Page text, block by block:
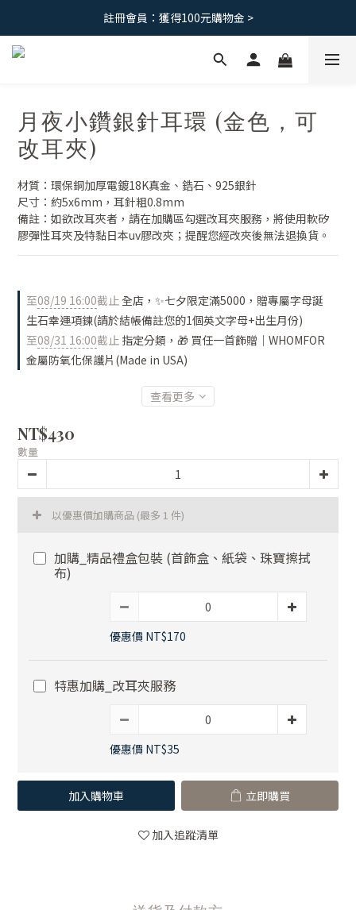
免運優惠｜台灣滿 1500 ，港澳滿2500
註冊會員：獲得100元購物金 >
月夜小鑽銀針耳環 (金色，可
改耳夾)
材質：環保銅加厚電鍍18K真金、鋯石、925銀針
尺寸：約5x6mm，耳針粗0.8mm
備註：如欲改耳夾者，請在加購區勾選改耳夾服務，將使用軟矽
膠彈性耳夾及特黏日本uv膠改夾；提醒您經改夾後無法退換貨。
至08/19 16:00截止全店，✨七夕限定滿5000，贈專屬字母誕
生石幸運項鍊(請於結帳備註您的1個英文字母+出生月份)
至08/31 16:00截止 指定分類，🎁 買任一首飾贈｜WHOMFOR
金屬防氧化保護片(Made in USA)
查看更多
NT$430
數量
以優惠價加購商品 (最多 1 件)
加購_精品禮盒包裝 (首飾盒、紙袋、珠寶擦拭
布)
優惠價 NT$170
特惠加購_改耳夾服務
優惠價 NT$35
加入購物車 立即購買
加入追蹤清單